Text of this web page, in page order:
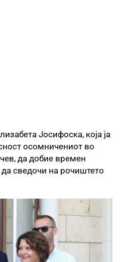
Јосифоска, која ја
осомничениот во
да добие времен
сведочи на рочиштето